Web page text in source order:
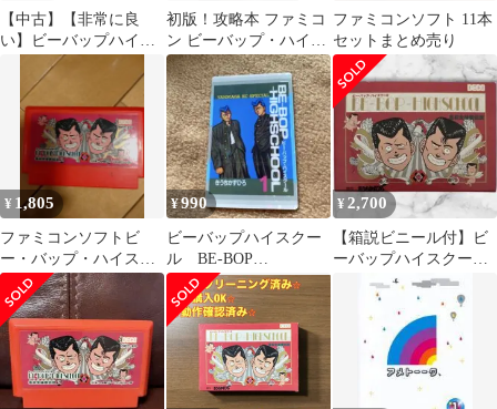
【中古】【非常に良
い】ビーバップハイス
クール p706p5g
初版！攻略本 ファミコ
ン ビーバップ・ハイス
クール 高校生極楽伝説
講談社
ファミコンソフト 11本
セットまとめ売り
¥ 1,805
ファミコンソフトビ
ー・バップ・ハイスク
ール
¥990
ビーバップハイスクー
ル BE-BOP
HIGHSCHOOL プラス
チックカード
¥2,700
【箱説ビニール付】ビ
ーバップハイスクール
高校生極楽伝説ファミ
コン FC